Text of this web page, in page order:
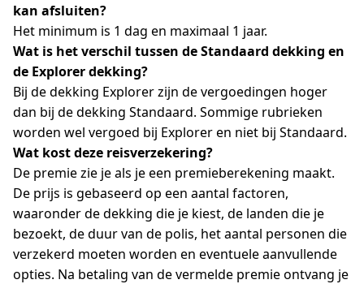
kan afsluiten?
Het minimum is 1 dag en maximaal 1 jaar.
Wat is het verschil tussen de Standaard dekking en
de Explorer dekking?
Bij de dekking Explorer zijn de vergoedingen hoger
dan bij de dekking Standaard. Sommige rubrieken
worden wel vergoed bij Explorer en niet bij Standaard.
Wat kost deze reisverzekering?
De premie zie je als je een premieberekening maakt.
De prijs is gebaseerd op een aantal factoren,
waaronder de dekking die je kiest, de landen die je
bezoekt, de duur van de polis, het aantal personen die
verzekerd moeten worden en eventuele aanvullende
opties. Na betaling van de vermelde premie ontvang je